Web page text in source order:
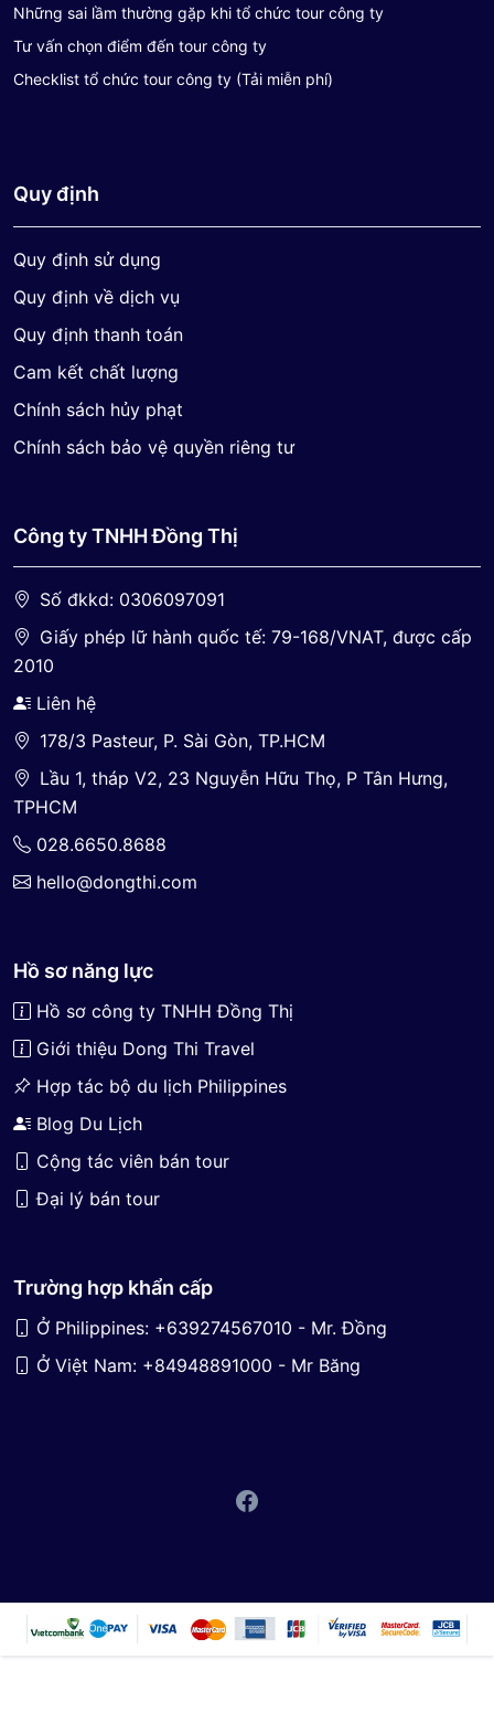
Những sai lầm thường gặp khi tổ chức tour công ty
Tư vấn chọn điểm đến tour công ty
Checklist tổ chức tour công ty (Tải miễn phí)
Quy định
Quy định sử dụng
Quy định về dịch vụ
Quy định thanh toán
Cam kết chất lượng
Chính sách hủy phạt
Chính sách bảo vệ quyền riêng tư
Công ty TNHH Đồng Thị
Số đkkd: 0306097091
Giấy phép lữ hành quốc tế: 79-168/VNAT, được cấp
2010
Liên hệ
178/3 Pasteur, P. Sài Gòn, TP.HCM
Lầu 1, tháp V2, 23 Nguyễn Hữu Thọ, P Tân Hưng,
TPHCM
028.6650.8688
hello@dongthi.com
Hồ sơ năng lực
Hồ sơ công ty TNHH Đồng Thị
Giới thiệu Dong Thi Travel
Hợp tác bộ du lịch Philippines
Blog Du Lịch
Cộng tác viên bán tour
Đại lý bán tour
Trường hợp khẩn cấp
Ở Philippines: +639274567010 - Mr. Đồng
Ở Việt Nam: +84948891000 - Mr Băng